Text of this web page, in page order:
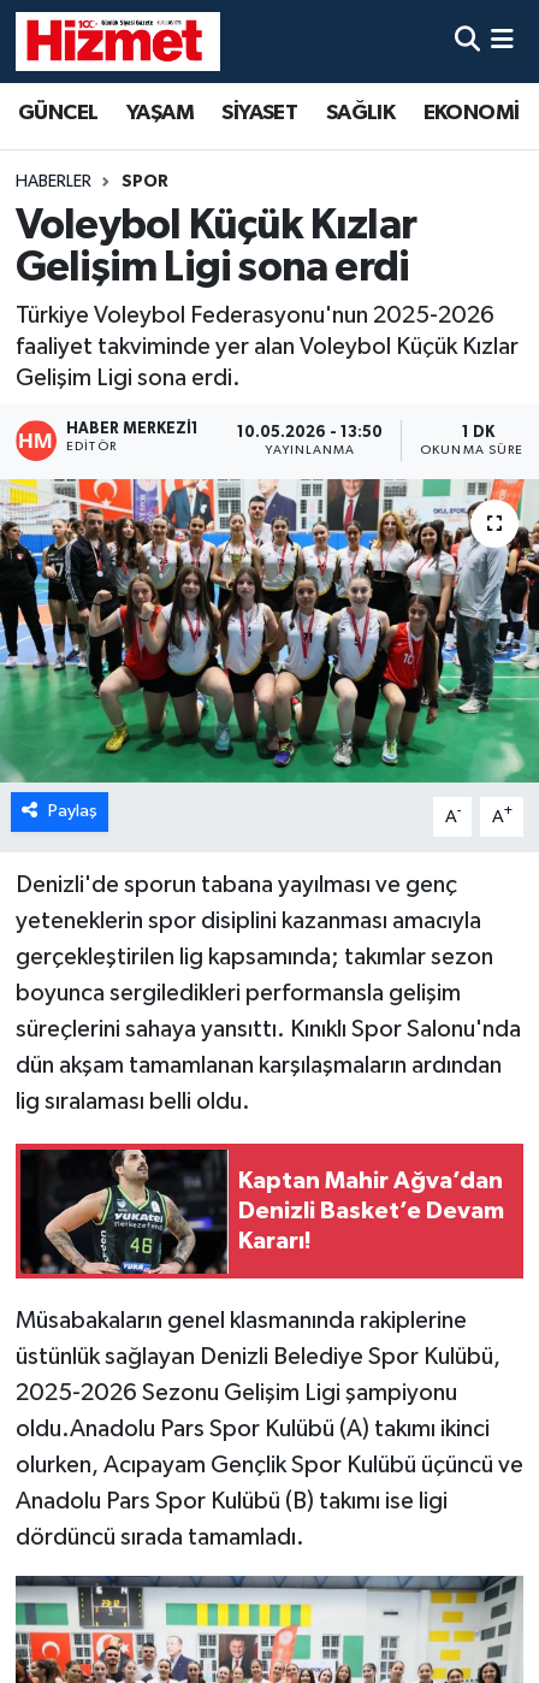
GÜNCEL YAŞAM SİYASET SAĞLIK EKONOMİ
HABERLER SPOR
Voleybol Küçük Kızlar
Gelişim Ligi sona erdi
Türkiye Voleybol Federasyonu'nun 2025-2026
faaliyet takviminde yer alan Voleybol Küçük Kızlar
Gelişim Ligi sona erdi.
HABER MERKEZI1
EDITÖR
10.05.2026 - 13:50
YAYINLANMA
1 DK
OKUNMA SÜRESI
Paylaş A- A+
Denizli'de sporun tabana yayılması ve genç
yeteneklerin spor disiplini kazanması amacıyla
gerçekleştirilen lig kapsamında; takımlar sezon
boyunca sergiledikleri performansla gelişim
süreçlerini sahaya yansıttı. Kınıklı Spor Salonu'nda
dün akşam tamamlanan karşılaşmaların ardından
lig sıralaması belli oldu.
Kaptan Mahir Ağva’dan
Denizli Basket’e Devam
Kararı!
Müsabakaların genel klasmanında rakiplerine
üstünlük sağlayan Denizli Belediye Spor Kulübü,
2025-2026 Sezonu Gelişim Ligi şampiyonu
oldu.Anadolu Pars Spor Kulübü (A) takımı ikinci
olurken, Acıpayam Gençlik Spor Kulübü üçüncü ve
Anadolu Pars Spor Kulübü (B) takımı ise ligi
dördüncü sırada tamamladı.
YAŞAM
SİYASET
SAĞLIK
EKONOMİ
MAGAZİN
ÖZEL HABER
DTO
RESMİ REKLAM
Denizli Hava Durumu
Denizli Trafik Yoğunluk Haritası
Süper Lig Puan Durumu ve Fikstür
Tüm Manşetler